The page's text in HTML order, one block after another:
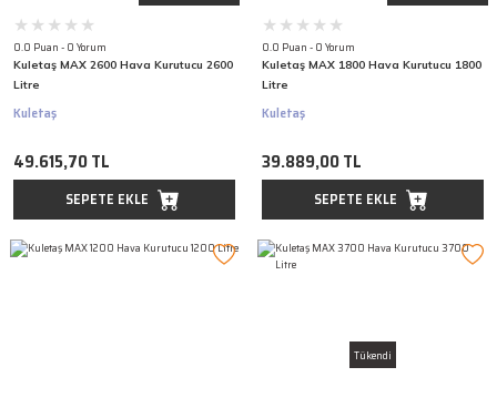
0.0 Puan - 0 Yorum
Kuletaş MAX 2600 Hava Kurutucu 2600
Litre
Kuletaş
49.615,70 TL
SEPETE EKLE
0.0 Puan - 0 Yorum
Kuletaş MAX 1800 Hava Kurutucu 1800
Litre
Kuletaş
39.889,00 TL
SEPETE EKLE
Tükendi